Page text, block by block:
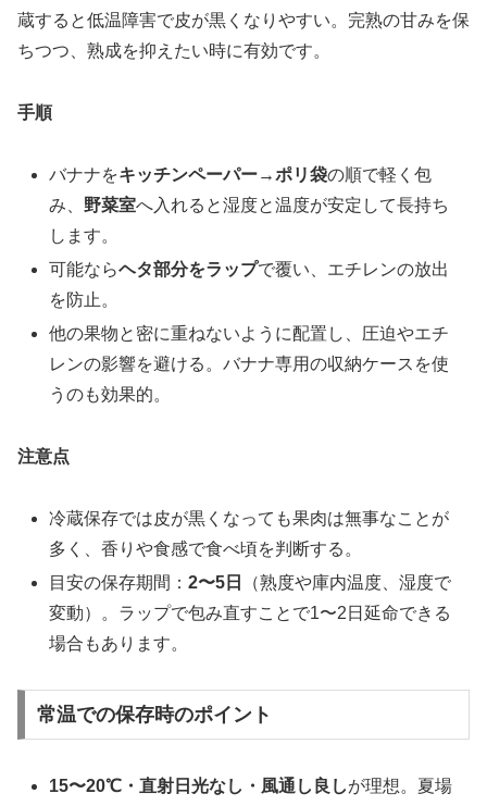
蔵すると低温障害で皮が黒くなりやすい。完熟の甘みを保
ちつつ、熟成を抑えたい時に有効です。
手順
バナナをキッチンペーパー→ポリ袋の順で軽く包
み、 野菜室へ入れると湿度と温度が安定して長持ち
します。
可能ならヘタ部分をラップで覆い、エチレンの放出
を防止。
他の果物と密に重ねないように配置し、圧迫やエチ
レンの影響を避ける。バナナ専用の収納ケースを使
うのも効果的。
注意点
冷蔵保存では皮が黒くなっても果肉は無事なことが
多く、香りや食感で食べ頃を判断する。
目安の保存期間：2〜5日
（熟度や庫内温度、湿度で
変動）。ラップで包み直すことで1〜2日延命できる
場合もあります。
常温での保存時のポイント
15〜20℃・直射日光なし・風通し良しが理想。夏場